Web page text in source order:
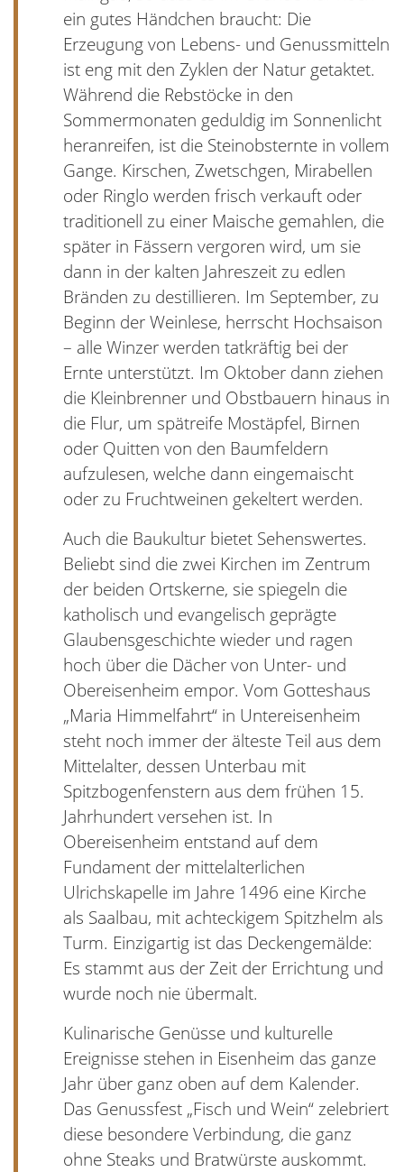
ein gutes Händchen braucht: Die
Erzeugung von Lebens- und Genussmitteln
ist eng mit den Zyklen der Natur getaktet.
Während die Rebstöcke in den
Sommermonaten geduldig im Sonnenlicht
heranreifen, ist die Steinobsternte in vollem
Gange. Kirschen, Zwetschgen, Mirabellen
oder Ringlo werden frisch verkauft oder
traditionell zu einer Maische gemahlen, die
später in Fässern vergoren wird, um sie
dann in der kalten Jahreszeit zu edlen
Bränden zu destillieren. Im September, zu
Beginn der Weinlese, herrscht Hochsaison
– alle Winzer werden tatkräftig bei der
Ernte unterstützt. Im Oktober dann ziehen
die Kleinbrenner und Obstbauern hinaus in
die Flur, um spätreife Mostäpfel, Birnen
oder Quitten von den Baumfeldern
aufzulesen, welche dann eingemaischt
oder zu Fruchtweinen gekeltert werden.
Auch die Baukultur bietet Sehenswertes.
Beliebt sind die zwei Kirchen im Zentrum
der beiden Ortskerne, sie spiegeln die
katholisch und evangelisch geprägte
Glaubensgeschichte wieder und ragen
hoch über die Dächer von Unter- und
Obereisenheim empor. Vom Gotteshaus
„Maria Himmelfahrt“ in Untereisenheim
steht noch immer der älteste Teil aus dem
Mittelalter, dessen Unterbau mit
Spitzbogenfenstern aus dem frühen 15.
Jahrhundert versehen ist. In
Obereisenheim entstand auf dem
Fundament der mittelalterlichen
Ulrichskapelle im Jahre 1496 eine Kirche
als Saalbau, mit achteckigem Spitzhelm als
Turm. Einzigartig ist das Deckengemälde:
Es stammt aus der Zeit der Errichtung und
wurde noch nie übermalt.
Kulinarische Genüsse und kulturelle
Ereignisse stehen in Eisenheim das ganze
Jahr über ganz oben auf dem Kalender.
Das Genussfest „Fisch und Wein“ zelebriert
diese besondere Verbindung, die ganz
ohne Steaks und Bratwürste auskommt.